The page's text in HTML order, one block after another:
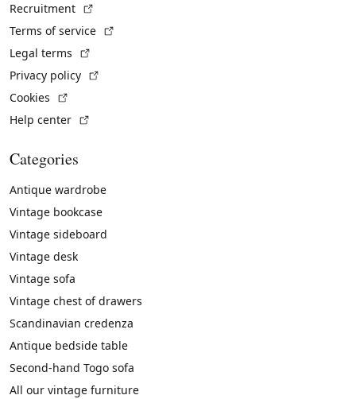
Recruitment
Terms of service
Legal terms
Privacy policy
Cookies
Help center
Categories
Antique wardrobe
Vintage bookcase
Vintage sideboard
Vintage desk
Vintage sofa
Vintage chest of drawers
Scandinavian credenza
Antique bedside table
Second-hand Togo sofa
All our vintage furniture